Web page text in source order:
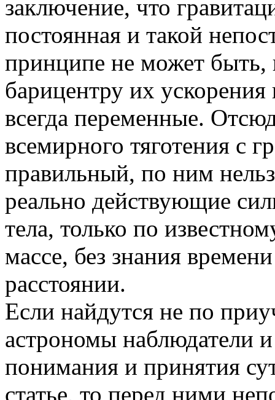
заключение, что
постоянная и такой
принципе не может быть,
барицентру их
всегда переменные.
всемирного тяготения с
правильный, по ним
реально действующие
тела, только по
массе, без знания
расстоянии.
Если найдутся не по
астрономы наблюдатели
понимания и принятия
статье, то перед ними